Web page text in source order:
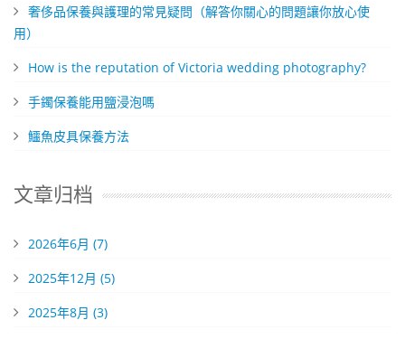
奢侈品保養與護理的常見疑問（解答你關心的問題讓你放心使
用）
How is the reputation of Victoria wedding photography?
​手鐲保養能用鹽浸泡嗎
​鱷魚皮具保養方法
文章归档
2026年6月 (7)
2025年12月 (5)
2025年8月 (3)